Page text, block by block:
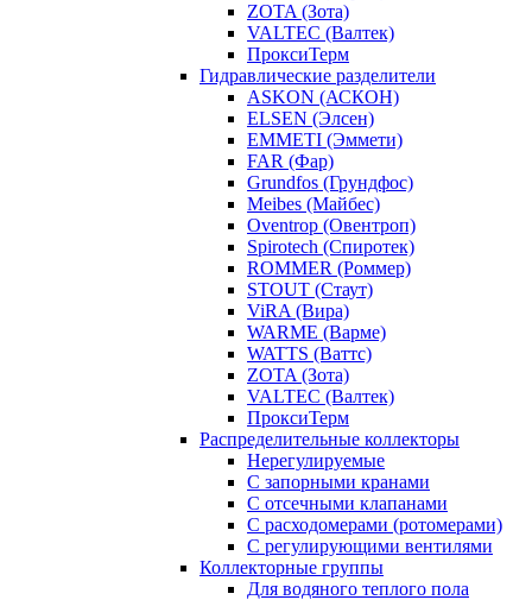
ZOTA (Зота)
VALTEC (Валтек)
ПроксиТерм
Гидравлические разделители
ASKON (АСКОН)
ELSEN (Элсен)
EMMETI (Эммети)
FAR (Фар)
Grundfos (Грундфос)
Meibes (Майбес)
Oventrop (Овентроп)
Spirotech (Спиротек)
ROMMER (Роммер)
STOUT (Стаут)
ViRA (Вира)
WARME (Варме)
WATTS (Ваттс)
ZOTA (Зота)
VALTEC (Валтек)
ПроксиТерм
Распределительные коллекторы
Нерегулируемые
С запорными кранами
С отсечными клапанами
С расходомерами (ротомерами)
С регулирующими вентилями
Коллекторные группы
Для водяного теплого пола